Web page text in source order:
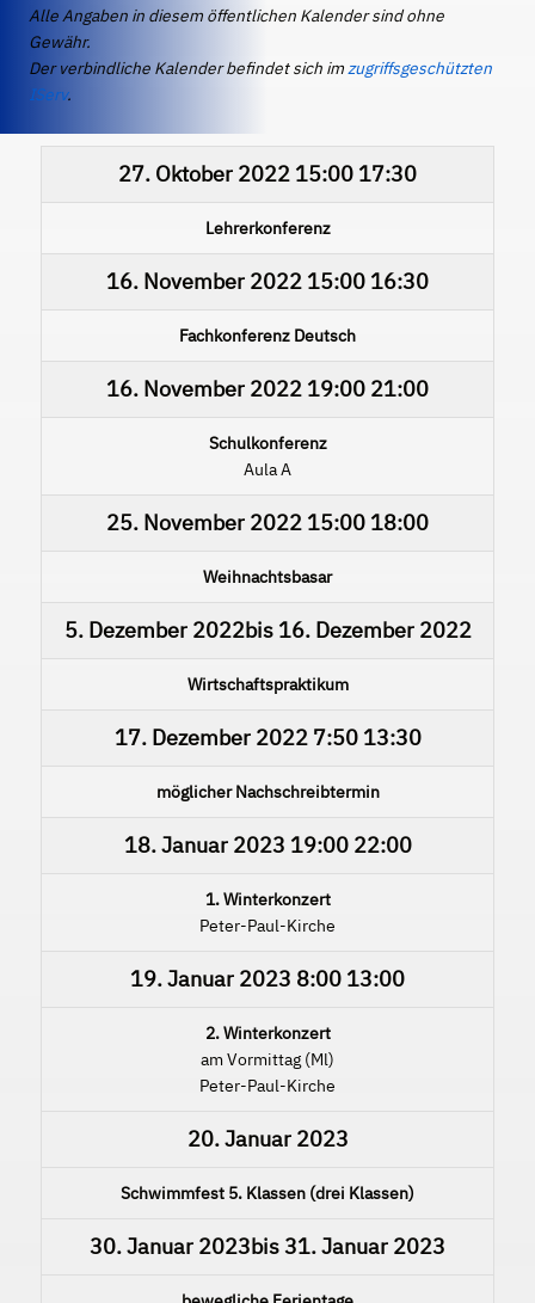
Alle Angaben in diesem öffentlichen Kalender sind ohne
Gewähr.
Der verbindliche Kalender befindet sich imzugriffsgeschützten
IServ.
27. Oktober 2022 15:00 17:30
Lehrerkonferenz
16. November 2022 15:00 16:30
Fachkonferenz Deutsch
16. November 2022 19:00 21:00
Schulkonferenz
Aula A
25. November 2022 15:00 18:00
Weihnachtsbasar
5. Dezember 2022bis 16. Dezember 2022
Wirtschaftspraktikum
17. Dezember 20227:50 13:30
möglicher Nachschreibtermin
18. Januar 2023 19:00 22:00
1. Winterkonzert
Peter-Paul-Kirche
19. Januar 2023 8:00 13:00
2. Winterkonzert
am Vormittag (Ml)
Peter-Paul-Kirche
20. Januar 2023
Schwimmfest 5. Klassen (drei Klassen)
30. Januar 2023bis31. Januar 2023